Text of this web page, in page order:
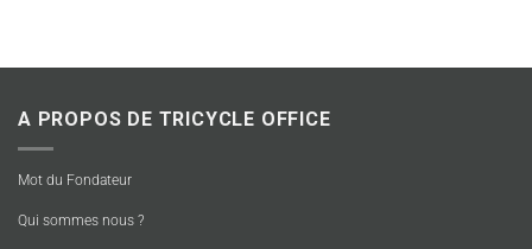
A PROPOS DE TRICYCLE OFFICE
Mot du Fondateur
Qui sommes nous ?